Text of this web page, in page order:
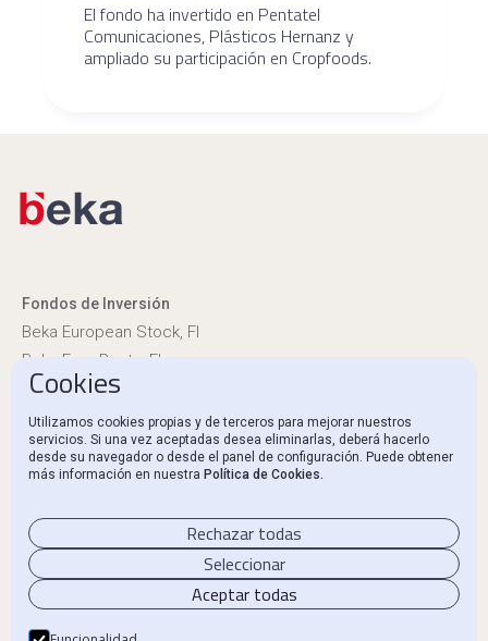
El fondo ha invertido en Pentatel
Comunicaciones, Plásticos Hernanz y
ampliado su participación en Cropfoods.
Fondos de Inversión
Beka European Stock, FI
Beka Euro Renta, FI
Canal Ético y Denuncias
Aviso Legal
Política de privacidad
Cookies
Utilizamos cookies propias y de terceros para mejorar nuestros
servicios. Si una vez aceptadas desea eliminarlas, deberá hacerlo
desde su navegador o desde el panel de configuración. Puede obtener
más información en nuestra Política de Cookies.
Rechazar todas
Seleccionar
Aceptar todas